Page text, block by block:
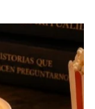
2026-
viaje-